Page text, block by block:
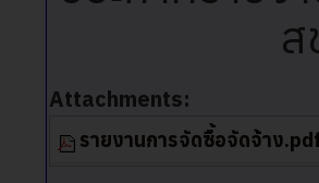
ส
Attachments:
รายงานการจัดซื้อจัดจ้าง